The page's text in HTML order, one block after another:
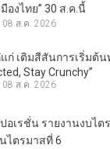
มืองไทย” 30 ส.ค.นี้
08 ส.ค. 2026
ก่ เติมสีสันการเริ่มต้น
Stay Crunchy”
08 ส.ค. 2026
อเรชั่น รายงานงบไต
ไตรมาสที่ 6